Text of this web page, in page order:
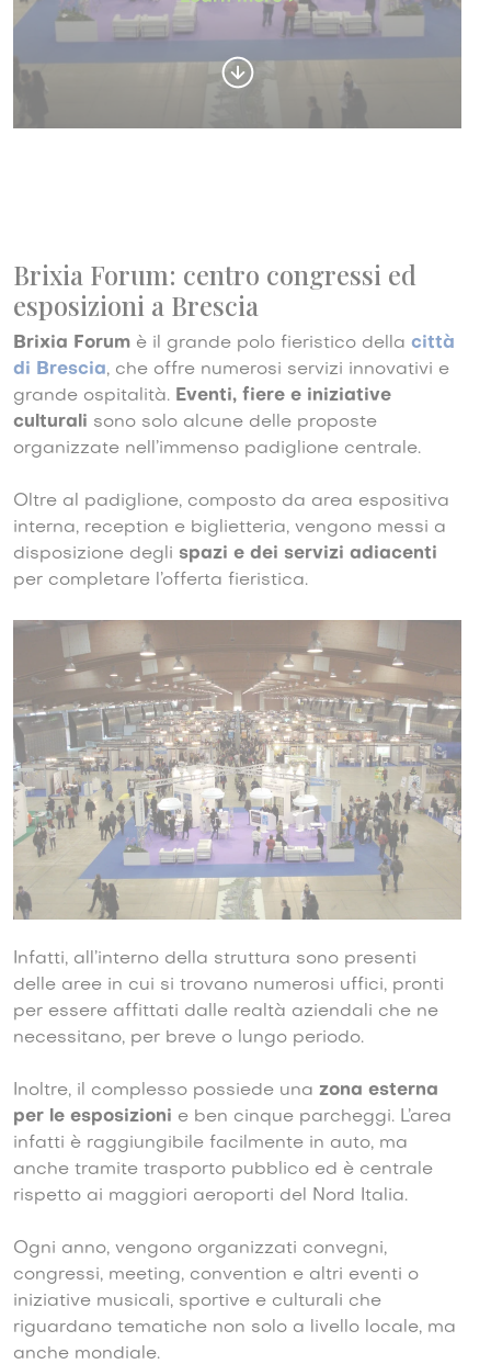
Brixia Forum: centro congressi ed
esposizioni a Brescia
Brixia Forum è il grande polo fieristico della città
di Brescia, che offre numerosi servizi innovativi e
grande ospitalità. Eventi, fiere e iniziative
culturali sono solo alcune delle proposte
organizzate nell’immenso padiglione centrale.
Oltre al padiglione, composto da area espositiva
interna, reception e biglietteria, vengono messi a
disposizione degli spazi e dei servizi adiacenti
per completare l’offerta fieristica.
Infatti, all’interno della struttura sono presenti
delle aree in cui si trovano numerosi uffici, pronti
per essere affittati dalle realtà aziendali che ne
necessitano, per breve o lungo periodo.
Inoltre, il complesso possiede una zona esterna
per le esposizioni e ben cinque parcheggi. L’area
infatti è raggiungibile facilmente in auto, ma
anche tramite trasporto pubblico ed è centrale
rispetto ai maggiori aeroporti del Nord Italia.
Ogni anno, vengono organizzati convegni,
congressi, meeting, convention e altri eventi o
iniziative musicali, sportive e culturali che
riguardano tematiche non solo a livello locale, ma
anche mondiale.